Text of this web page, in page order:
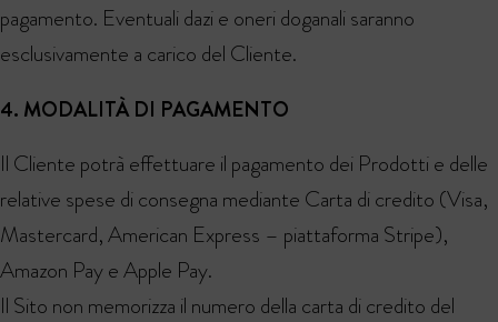
pagamento. Eventuali dazi e oneri doganali saranno
esclusivamente a carico del Cliente.
4. MODALITÀ DI PAGAMENTO
Il Cliente potrà effettuare il pagamento dei Prodotti e delle
relative spese di consegna mediante Carta di credito (Visa,
Mastercard, American Express – piattaforma Stripe),
Amazon Pay e Apple Pay.
Il Sito non memorizza il numero della carta di credito del